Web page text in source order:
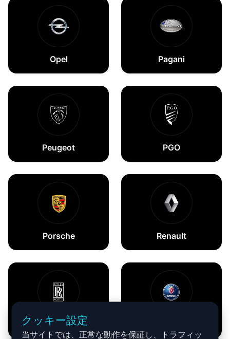
Opel Pagani
Peugeot PGO
Porsche Renault
Rolls-Royce
クッキー設定
当サイトでは、正常な動作を保証し、トラフィッ